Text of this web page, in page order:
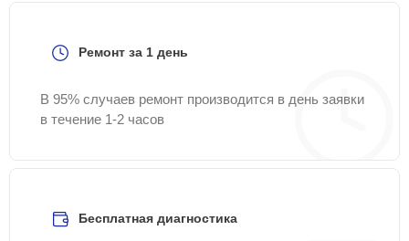
Ремонт за 1 день
В 95% случаев ремонт производится в день заявки
в течение 1-2 часов
Бесплатная диагностика